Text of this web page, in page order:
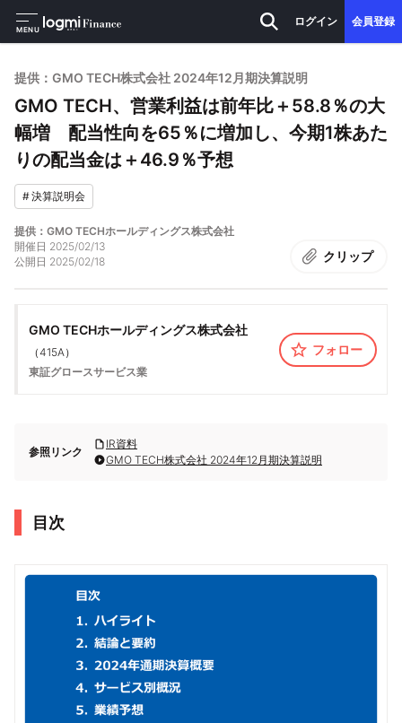
MENU
ログイン 会員登録
提供：GMO TECH株式会社 2024年12月期決算説明
GMO TECH、営業利益は前年比＋58.8％の大
幅増 配当性向を65％に増加し、今期1株あた
りの配当金は＋46.9％予想
#決算説明会
提供：GMO TECHホールディングス株式会社
開催日 2025/02/13
公開日 2025/02/18 クリップ
GMO TECHホールディングス株式会社
（415A）
東証グロースサービス業
フォロー
参照リンク
IR資料
GMO TECH株式会社 2024年12月期決算説明
目次